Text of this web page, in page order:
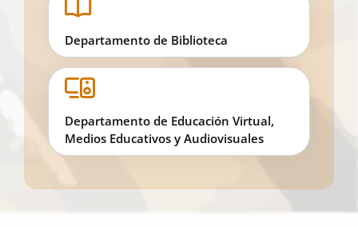
Departamento de Biblioteca
Departamento de Educación Virtual,
Medios Educativos y Audiovisuales